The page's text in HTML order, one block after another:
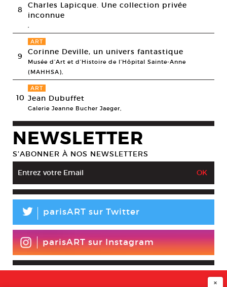
8
Charles Lapicque. Une collection privée
inconnue
,
9
ART
Corinne Deville, un univers fantastique
Musée d’Art et d’Histoire de l’Hôpital Sainte-Anne
(MAHHSA),
10
ART
Jean Dubuffet
Galerie Jeanne Bucher Jaeger,
NEWSLETTER
S’ABONNER À NOS NEWSLETTERS
L parisART sur Twitter
parisART sur Instagram
×